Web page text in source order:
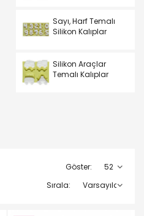
Sayı, Harf Temalı
Silikon Kalıplar
Silikon Araçlar
Temalı Kalıplar
Göster:
Sırala: